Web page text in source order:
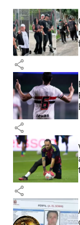
share
share
share